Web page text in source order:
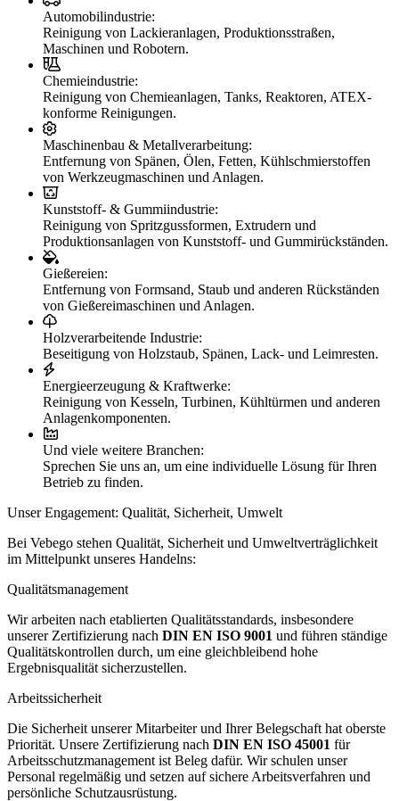
Automobilindustrie:
Reinigung von Lackieranlagen, Produktionsstraßen,
Maschinen und Robotern.
Chemieindustrie:
Reinigung von Chemieanlagen, Tanks, Reaktoren, ATEX-
konforme Reinigungen.
Maschinenbau & Metallverarbeitung:
Entfernung von Spänen, Ölen, Fetten, Kühlschmierstoffen
von Werkzeugmaschinen und Anlagen.
Kunststoff- & Gummiindustrie:
Reinigung von Spritzgussformen, Extrudern und
Produktionsanlagen von Kunststoff- und Gummirückständen.
Gießereien:
Entfernung von Formsand, Staub und anderen Rückständen
von Gießereimaschinen und Anlagen.
Holzverarbeitende Industrie:
Beseitigung von Holzstaub, Spänen, Lack- und Leimresten.
Energieerzeugung & Kraftwerke:
Reinigung von Kesseln, Turbinen, Kühltürmen und anderen
Anlagenkomponenten.
Und viele weitere Branchen:
Sprechen Sie uns an, um eine individuelle Lösung für Ihren
Betrieb zu finden.
Unser Engagement: Qualität, Sicherheit, Umwelt
Bei Vebego stehen Qualität, Sicherheit und Umweltverträglichkeit
im Mittelpunkt unseres Handelns:
Qualitätsmanagement
Wir arbeiten nach etablierten Qualitätsstandards, insbesondere
unserer Zertifizierung nach DIN EN ISO 9001 und führen ständige
Qualitätskontrollen durch, um eine gleichbleibend hohe
Ergebnisqualität sicherzustellen.
Arbeitssicherheit
Die Sicherheit unserer Mitarbeiter und Ihrer Belegschaft hat oberste
Priorität. Unsere Zertifizierung nach DIN EN ISO 45001 für
Arbeitsschutzmanagement ist Beleg dafür. Wir schulen unser
Personal regelmäßig und setzen auf sichere Arbeitsverfahren und
persönliche Schutzausrüstung.